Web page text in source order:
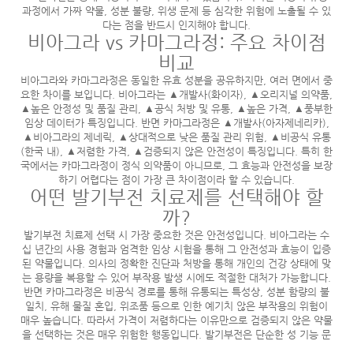
과정에서 가짜 약물, 성분 불량, 위생 문제 등 심각한 위험에 노출될 수 있
다는 점을 반드시 인지해야 합니다.
비아그라 vs 카마그라정: 주요 차이점
비교
비아그라와 카마그라정은 동일한 유효 성분을 공유하지만, 여러 면에서 중
요한 차이를 보입니다. 비아그라는 ▲개발사(화이자), ▲오리지널 의약품,
▲높은 안정성 및 품질 관리, ▲공식 처방 및 유통, ▲높은 가격, ▲풍부한
임상 데이터가 특징입니다. 반면 카마그라정은 ▲개발사(아자제네리카),
▲비아그라의 제네릭, ▲상대적으로 낮은 품질 관리 위험, ▲비공식 유통
(한국 내), ▲저렴한 가격, ▲검증되지 않은 안전성이 특징입니다. 특히 한
국에서는 카마그라정이 정식 의약품이 아니므로, 그 효능과 안전성을 보장
하기 어렵다는 점이 가장 큰 차이점이라 할 수 있습니다.
어떤 발기부전 치료제를 선택해야 할
까?
발기부전 치료제 선택 시 가장 중요한 것은 안전성입니다. 비아그라는 수
십 년간의 사용 경험과 엄격한 임상 시험을 통해 그 안전성과 효능이 입증
된 약물입니다. 의사의 정확한 진단과 처방을 통해 개인의 건강 상태에 맞
는 용량을 복용할 수 있어 부작용 발생 시에도 적절한 대처가 가능합니다.
반면 카마그라정은 비공식 경로를 통해 유통되는 특성상, 성분 함량의 불
일치, 유해 물질 혼입, 위조품 등으로 인한 예기치 않은 부작용의 위험이
매우 높습니다. 따라서 가격이 저렴하다는 이유만으로 검증되지 않은 약물
을 선택하는 것은 매우 위험한 행동입니다. 발기부전은 단순한 성 기능 문